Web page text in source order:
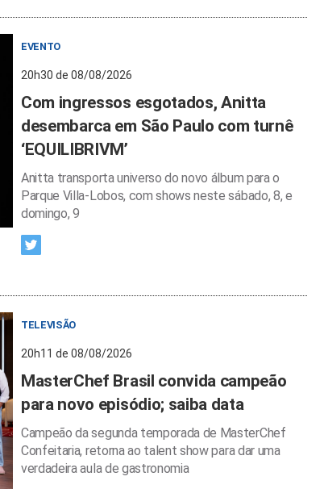
EVENTO
20h30 de 08/08/2026
Com ingressos esgotados, Anitta
desembarca em São Paulo com turnê
‘EQUILIBRIVM’
Anitta transporta universo do novo álbum para o
Parque Villa-Lobos, com shows neste sábado, 8, e
domingo, 9
TELEVISÃO
20h11 de 08/08/2026
MasterChef Brasil convida campeão
para novo episódio; saiba data
Campeão da segunda temporada de MasterChef
Confeitaria, retorna ao talent show para dar uma
verdadeira aula de gastronomia